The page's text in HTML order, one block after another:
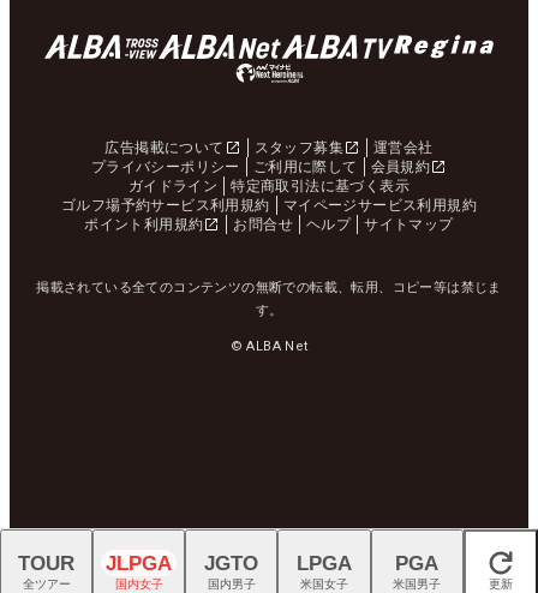
広告掲載について スタッフ募集
運営会社
プライバシーポリシー
ご利用に際して
会員規約
ガイドライン
特定商取引法に基づく表示
ゴルフ場予約サービス利用規約
マイページサービス利用規約
ポイント利用規約
お問合せ ヘルプ サイトマップ
掲載されている全てのコンテンツの無断での転載、転用、コピー等は禁じま
す。
© ALBA Net
閉じる
TOUR
全ツアー
JLPGA
国内女子
JGTO
国内男子
LPGA
米国女子
PGA
米国男子 更新